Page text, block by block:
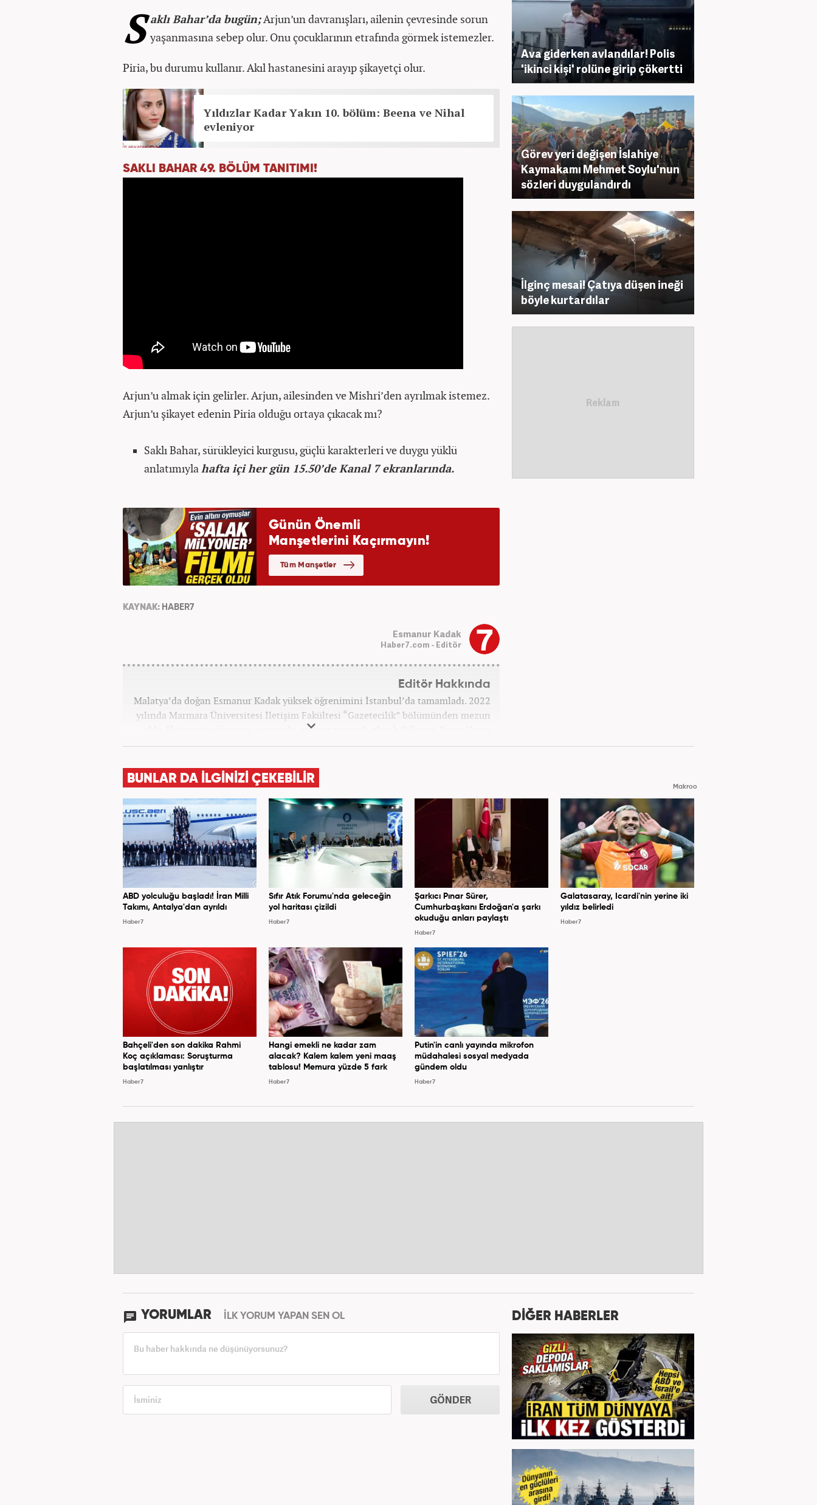
S aklı Bahar’da bugün;Arjun’un davranışları, ailenin çevresinde sorun
yaşanmasına sebep olur. Onu çocuklarının etrafında görmek istemezler.
Piria, bu durumu kullanır. Akıl hastanesini arayıp şikayetçi olur.
Yıldızlar Kadar Yakın 10. bölüm: Beena ve Nihal
evleniyor
SAKLI BAHAR 49. BÖLÜM TANITIMI!
Arjun’u almak için gelirler. Arjun, ailesinden ve Mishri’den ayrılmak istemez.
Arjun’u şikayet edenin Piria olduğu ortaya çıkacak mı?
Saklı Bahar, sürükleyici kurgusu, güçlü karakterleri ve duygu yüklü
anlatımıylahafta içi her gün 15.50’de Kanal 7 ekranlarında.
KAYNAK: HABER7
Esmanur Kadak
Haber7.com - Editör
Editör Hakkında
Malatya’da doğan Esmanur Kadak yüksek öğrenimini İstanbul’da tamamladı. 2022
yılında Marmara Üniversitesi İletişim Fakültesi “Gazetecilik” bölümünden mezun
oldu. Üniversite öğrenimi sırasında, serbest zamanlı olarak Bilimevi Basın Yayın
A.Ş.'de Özel İçerik Editörü olarak çalıştı. Mezun olduktan sonra Eylül 2022 -
görev aldı. Son olarak Haber7.com’da Yerel Haber Editörü olarak kariyerine devam
Ava giderken avlandılar! Polis
'ikinci kişi' rolüne girip çökertti
Görev yeri değişen İslahiye
Kaymakamı Mehmet Soylu'nun
sözleri duygulandırdı
İlginç mesai! Çatıya düşen ineği
böyle kurtardılar
BUNLAR DA İLGİNİZİ ÇEKEBİLİR
Makroo
ABD yolculuğu başladı! İran Milli
Takımı, Antalya'dan ayrıldı
Haber7
Sıfır Atık Forumu'nda geleceğin
yol haritası çizildi
Haber7
Şarkıcı Pınar Sürer,
Cumhurbaşkanı Erdoğan'a şarkı
okuduğu anları paylaştı
Haber7
Galatasaray, Icardi'nin yerine iki
yıldız belirledi
Haber7
Bahçeli'den son dakika Rahmi
Koç açıklaması: Soruşturma
başlatılması yanlıştır
Haber7
Hangi emekli ne kadar zam
alacak? Kalem kalem yeni maaş
tablosu! Memura yüzde 5 fark
Haber7
Putin'in canlı yayında mikrofon
müdahalesi sosyal medyada
gündem oldu
Haber7
YORUMLAR İLK YORUM YAPAN SEN OL
GÖNDER
DİĞER HABERLER